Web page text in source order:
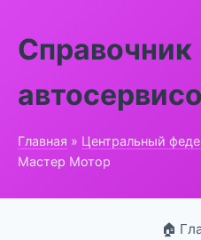
Справочник
Главная » Центральный
Мастер Мотор
🏠